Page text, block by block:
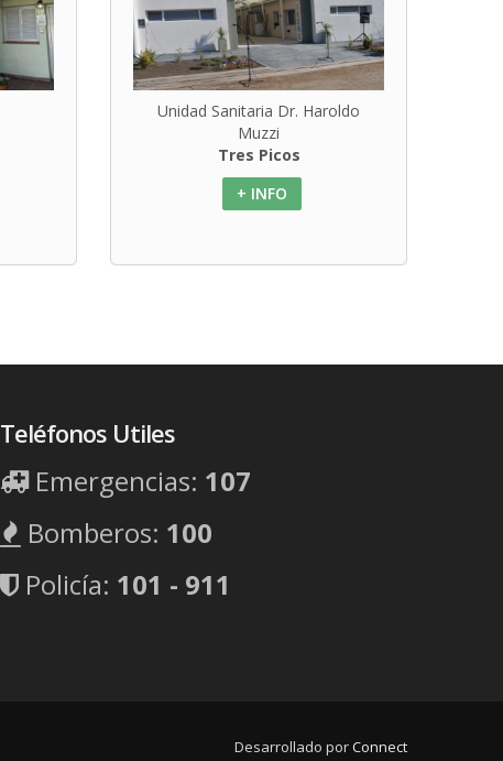
Unidad Sanitaria Dr. Haroldo
Muzzi
Tres Picos
+ INFO
Teléfonos Utiles
Emergencias: 107
Bomberos: 100
Policía: 101 - 911
Desarrollado porConnect